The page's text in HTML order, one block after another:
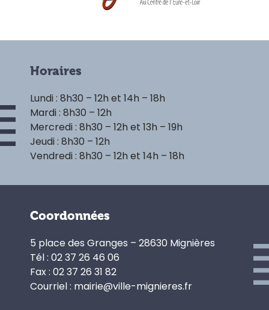
Horaires
Lundi : 8h30 – 12h et 14h – 18h
Mardi : 8h30 – 12h
Mercredi : 8h30 – 12h et 13h – 19h
Jeudi : 8h30 – 12h
Vendredi : 8h30 – 12h et 14h – 18h
Coordonnées
5 place des Granges – 28630 Mignières
Tél : 02 37 26 46 06
Fax : 02 37 26 31 82
Courriel : mairie@ville-mignieres.fr